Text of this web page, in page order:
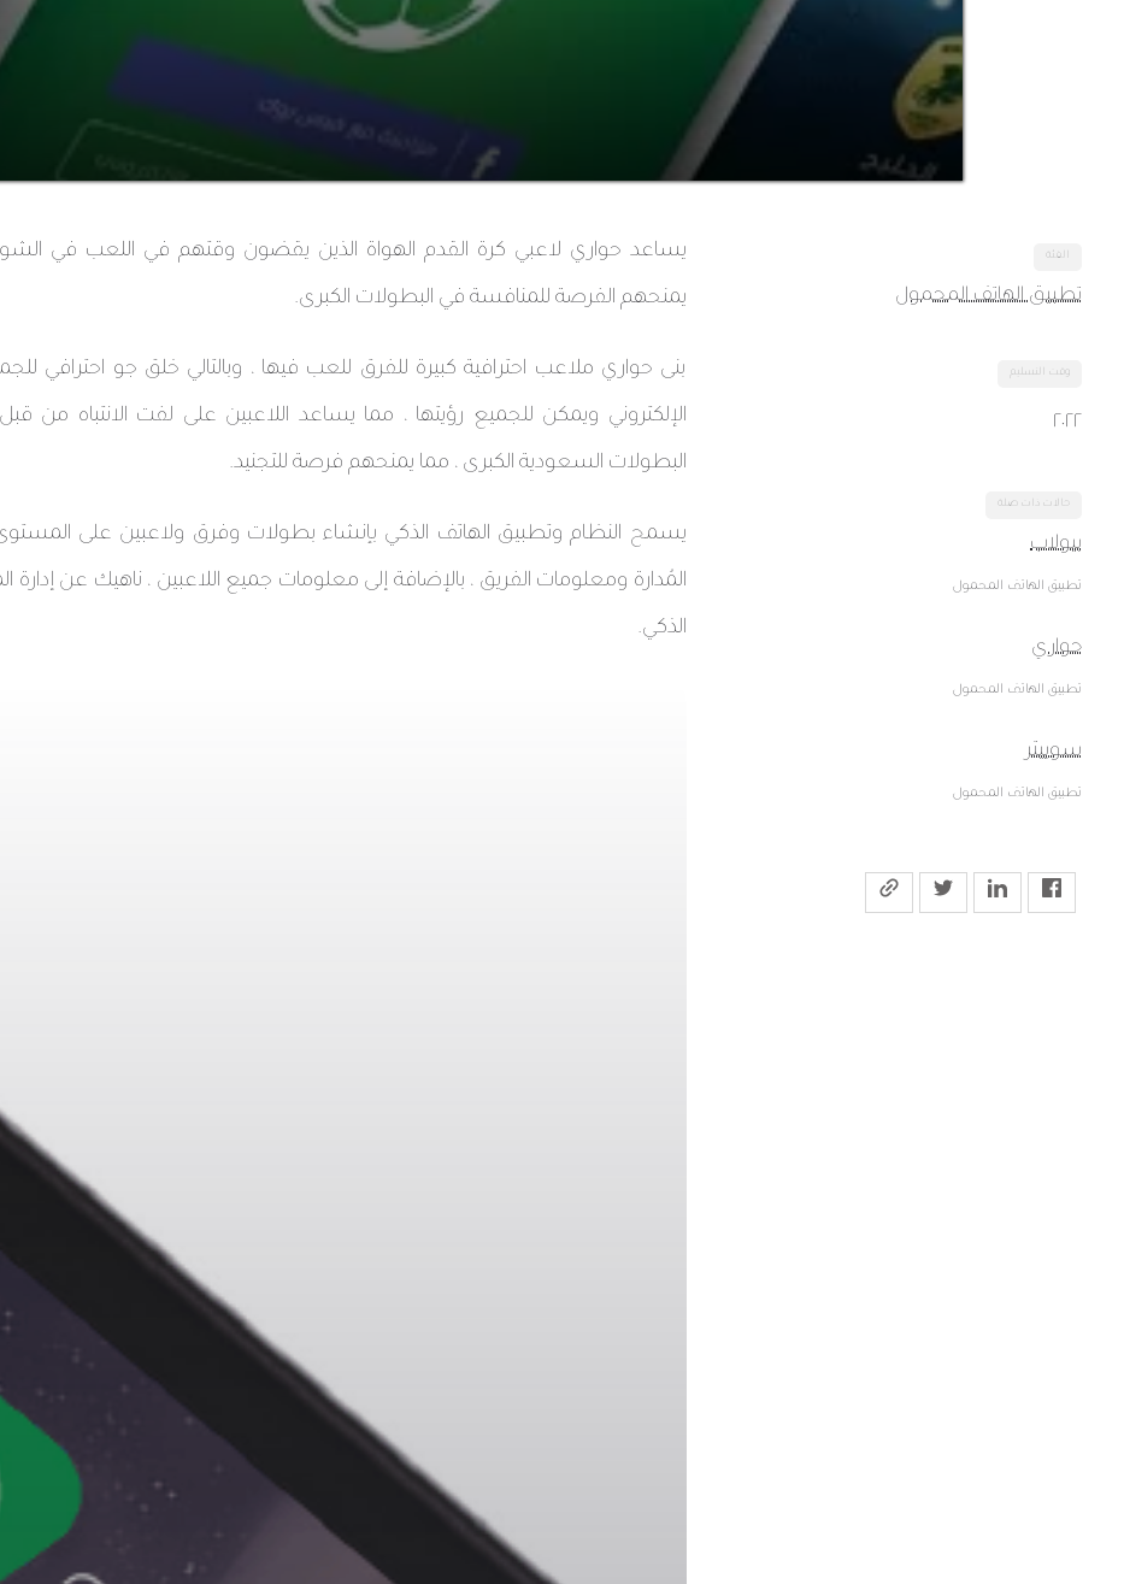
الفئة
تطبيق الهاتف المحمول
وقت التسليم
٢٠٢٢
حالات ذات صلة
بيولاب
تطبيق الهاتف المحمول
حواري
تطبيق الهاتف المحمول
سوييتر
تطبيق الهاتف المحمول
يساعد حواري لاعبي كرة القدم الهواة الذين يقضون وقتهم في اللعب في
يمنحهم الفرصة للمنافسة في البطولات الكبرى.
بنى حواري ملاعب احترافية كبيرة للفرق للعب فيها ، وبالتالي خلق جو احترافي
الإلكتروني ويمكن للجميع رؤيتها ، مما يساعد اللاعبين على لفت الانتباه من
البطولات السعودية الكبرى ، مما يمنحهم فرصة للتجنيد.
يسمح النظام وتطبيق الهاتف الذكي بإنشاء بطولات وفرق ولاعبين على
المُدارة ومعلومات الفريق ، بالإضافة إلى معلومات جميع اللاعبين ، ناهيك عن إدارة
الذكي.